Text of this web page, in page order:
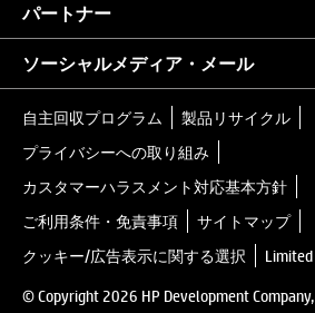
パートナー
ソーシャルメディア・メール
自主回収プログラム
製品リサイクル
プライバシーへの取り組み
カスタマーハラスメント対応基本方針
ご利用条件・免責事項
サイトマップ
クッキー/広告表示に関する選択
© Copyright 2026 HP Development Company,